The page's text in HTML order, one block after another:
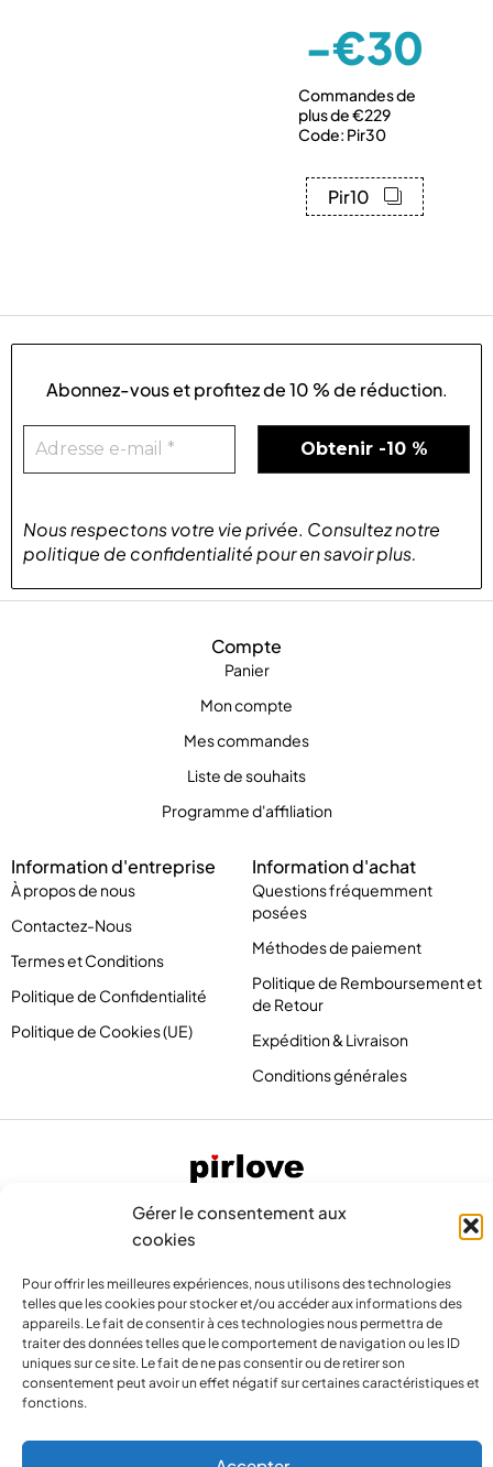
Gérer le consentement aux
cookies
Pour offrir les meilleures expériences, nous utilisons des technologies
telles que les cookies pour stocker et/ou accéder aux informations des
appareils. Le fait de consentir à ces technologies nous permettra de
traiter des données telles que le comportement de navigation ou les ID
uniques sur ce site. Le fait de ne pas consentir ou de retirer son
consentement peut avoir un effet négatif sur certaines caractéristiques et
fonctions.
-€30
Commandes de
plus de €229
Code: Pir30
Pir10
contact@pirlove.com
Compte
Panier
Mon compte
Mes commandes
Liste de souhaits
Programme d'affiliation
Information d'entreprise
À propos de nous
Contactez-Nous
Termes et Conditions
Politique de Confidentialité
Politique de Cookies (UE)
Information d'achat
Questions fréquemment
posées
Méthodes de paiement
Politique de Remboursement et
de Retour
Expédition & Livraison
Conditions générales
Abonnez-vous et profitez de10 % de réduction.
Nous respectons votre vie privée. Consultez notre
politique de confidentialitépouren savoir plus.
Copyright 2024 © Pirlove. Tous droits réservés